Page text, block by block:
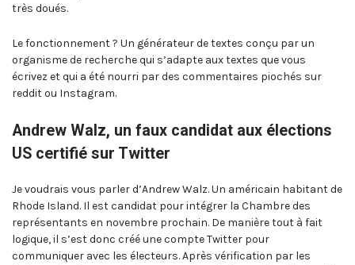
très doués.
Le fonctionnement ? Un générateur de textes conçu par un
organisme de recherche qui s’adapte aux textes que vous
écrivez et qui a été nourri par des commentaires piochés sur
reddit ou Instagram.
Andrew Walz, un faux candidat aux élections
US certifié sur Twitter
Je voudrais vous parler d’Andrew Walz. Un américain habitant de
Rhode Island. Il est candidat pour intégrer la Chambre des
représentants en novembre prochain. De manière tout à fait
logique, il s’est donc créé une compte Twitter pour
communiquer avec les électeurs. Après vérification par les